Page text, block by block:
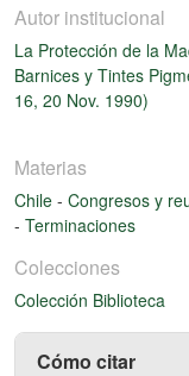
Autor institucional
La Protección de la
Barnices y Tintes
16, 20 Nov. 1990)
Materias
Chile - Congresos y
- Terminaciones
Colecciones
Colección Biblioteca
Cómo citar